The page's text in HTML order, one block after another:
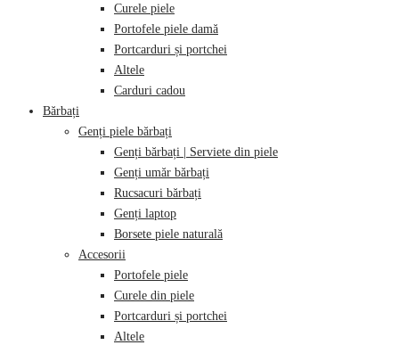
Curele piele
Portofele piele damă
Portcarduri și portchei
Altele
Carduri cadou
Bărbați
Genți piele bărbați
Genți bărbați | Serviete din piele
Genți umăr bărbați
Rucsacuri bărbați
Genți laptop
Borsete piele naturală
Accesorii
Portofele piele
Curele din piele
Portcarduri și portchei
Altele